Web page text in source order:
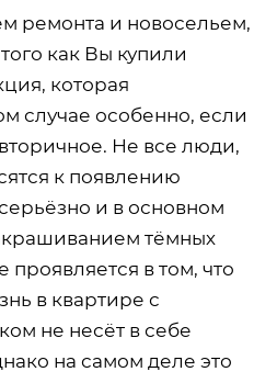
ремонта и новосельем,
как Вы купили
которая
случае особенно, если
Не все люди,
к появлению
и в основном
тёмных
проявляется в том, что
в квартире с
не несёт в себе
на самом деле это